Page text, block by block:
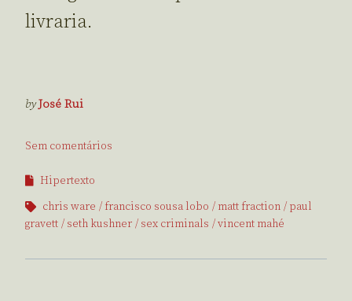
livraria.
byJosé Rui
Sem comentários
Hipertexto
chris ware
francisco sousa lobo matt fraction
paul
gravett
seth kushner sex criminals vincent mahé